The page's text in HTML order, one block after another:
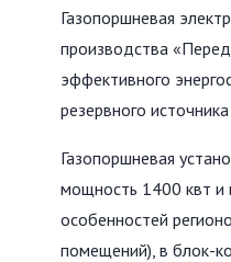
Газопоршневая
производства
эффективного
резервного
Газопоршневая
мощность 1400 квт и
особенностей
помещений), в блок-